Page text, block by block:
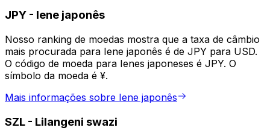
JPY - Iene japonês
Nosso ranking de moedas mostra que a taxa de câmbio
mais procurada para Iene japonês é de JPY para USD.
O código de moeda para Ienes japoneses é JPY. O
símbolo da moeda é ¥.
Mais informações sobre Iene japonês
SZL - Lilangeni swazi